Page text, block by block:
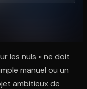
les nuls » ne doit
manuel ou un
ambitieux de